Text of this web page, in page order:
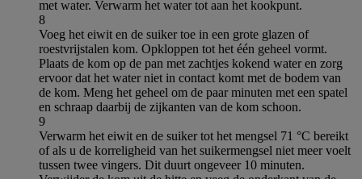
met water. Verwarm het water tot aan het kookpunt.
8
Voeg het eiwit en de suiker toe in een grote glazen of
roestvrijstalen kom. Opkloppen tot het één geheel vormt.
Plaats de kom op de pan met zachtjes kokend water en zorg
ervoor dat het water niet in contact komt met de bodem van
de kom. Meng het geheel om de paar minuten met een spatel
en schraap daarbij de zijkanten van de kom schoon.
9
Verwarm het eiwit en de suiker tot het mengsel 71 °C bereikt
of als u de korreligheid van het suikermengsel niet meer voelt
tussen twee vingers. Dit duurt ongeveer 10 minuten.